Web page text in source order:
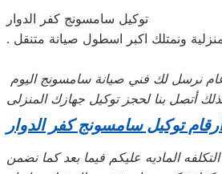
ونمتلك اكبر اسطول صيانة متنقل
أتصل بنا لحجز توكيل جهازك المنزلى
توكيلسامسونج كفر الدوار
الماديه عليكم فيما بعد كما نضمن